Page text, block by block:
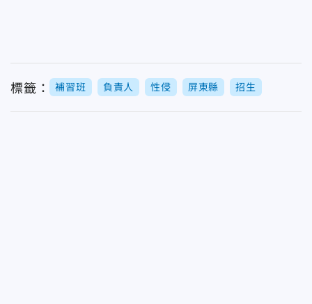
標籤： 補習班 負責人 性侵 屏東縣 招生